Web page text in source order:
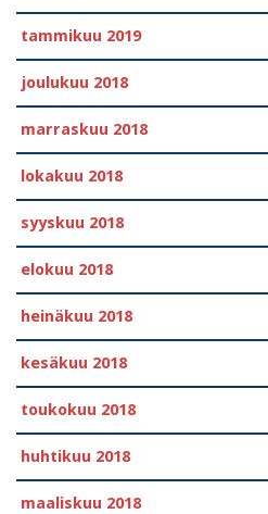
tammikuu 2019
joulukuu 2018
marraskuu 2018
lokakuu 2018
syyskuu 2018
elokuu 2018
heinäkuu 2018
kesäkuu 2018
toukokuu 2018
huhtikuu 2018
maaliskuu 2018